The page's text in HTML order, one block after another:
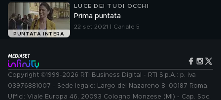
PUNTATA INTERA
LUCE DEI TUOI OCCHI
Prima puntata
22 set 2021 | Canale 5
Copyright ©1999-2026 RTI Business Digital - RTI S.p.A.: p. iva
03976881007 - Sede legale: Largo del Nazareno 8, 00187 Roma.
Uffici: Viale Europa 46, 20093 Cologno Monzese (MI) - Cap. Soc.